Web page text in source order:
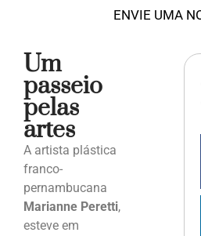
ENVIE UMA
Um
passeio
pelas
artes
A artista plástica
franco-
pernambucana
Marianne Peretti,
esteve em